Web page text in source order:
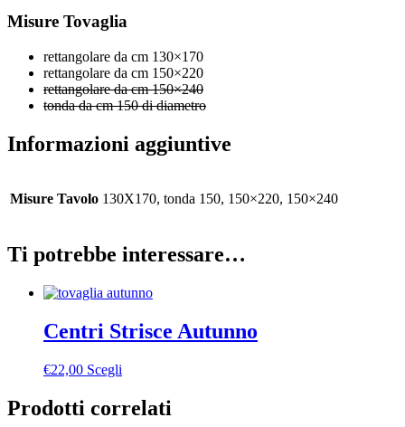
Misure Tovaglia
rettangolare da cm 130×170
rettangolare da cm 150×220
rettangolare da cm 150×240
tonda da cm 150 di diametro
Informazioni aggiuntive
Misure Tavolo 130X170, tonda 150, 150×220, 150×240
Ti potrebbe interessare…
Centri Strisce Autunno
€22,00 Scegli
più
Prodotti correlati